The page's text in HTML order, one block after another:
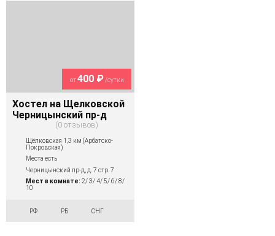
от400 ₽/сутки
Хостел на Щелковской
Черницынский пр-д
0 отзывов
Щёлковская 1,3 км (Арбатско-
Покровская)
Места есть
Черницынский пр-д, д. 7 стр. 7
Мест в комнате: 2/ 3/ 4/ 5/ 6/ 8/
10
РФ РБ СНГ